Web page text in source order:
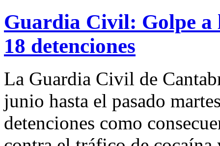
Guardia Civil: Golpe a
18 detenciones
La Guardia Civil de
junio hasta el pasado
detenciones como